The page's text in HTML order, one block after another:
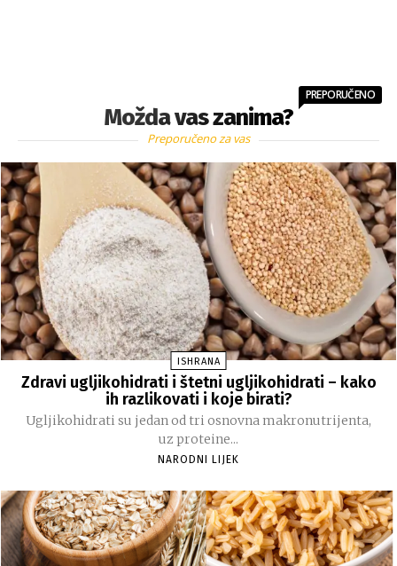
Možda vas zanima?
PREPORUČENO
Preporučeno za vas
ISHRANA
Zdravi ugljikohidrati i štetni ugljikohidrati – kako
ih razlikovati i koje birati?
Ugljikohidrati su jedan od tri osnovna makronutrijenta,
uz proteine...
NARODNI LIJEK